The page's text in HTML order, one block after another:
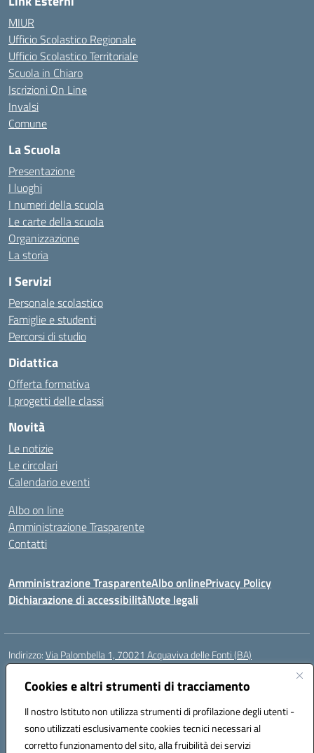
Cookies e altri strumenti di tracciamento
Il nostro Istituto non utilizza strumenti di profilazione degli utenti -
sono utilizzati esclusivamente cookies tecnici necessari al
corretto funzionamento del sito, alla fruibilità dei servizi
MIUR
Ufficio Scolastico Regionale
Ufficio Scolastico Territoriale
Scuola in Chiaro
Iscrizioni On Line
Invalsi
Comune
La Scuola
Presentazione
I luoghi
I numeri della scuola
Le carte della scuola
Organizzazione
La storia
I Servizi
Personale scolastico
Famiglie e studenti
Percorsi di studio
Didattica
Offerta formativa
I progetti delle classi
Novità
Le notizie
Le circolari
Calendario eventi
Albo on line
Amministrazione Trasparente
Contatti
Amministrazione TrasparenteAlbo onlinePrivacy Policy
Dichiarazione di accessibilitàNote legali
Indirizzo:Via Palombella 1, 70021 Acquaviva delle Fonti (BA)
Centralino:
Posta elettronica certificata (PEC):baic89400e@pec.istruzione.it
Codice fiscale: 91121590722
Codice meccanografico:baic89400e
Codice Indice delle Pubbliche Amministrazioni (IPA): icddagio